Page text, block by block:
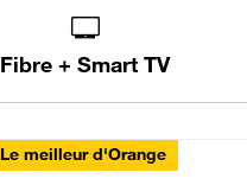
Fibre + Smart TV
Le meilleur d'Orange